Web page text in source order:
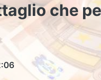
che